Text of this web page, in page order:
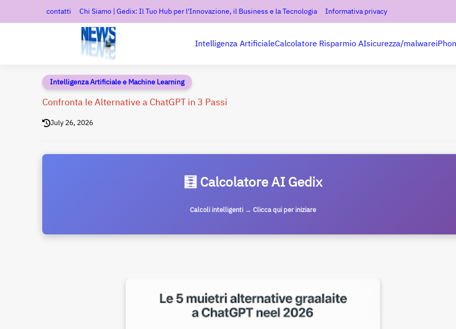
contatti Chi Siamo | Gedix: Il Tuo Hub per l'Innovazione, il Business e la Tecnologia Informativa privacy
Intelligenza ArtificialeCalcolatore Risparmio AIsicurezza/malware
Intelligenza Artificiale e Machine Learning
Confronta le Alternative a ChatGPT in 3 Passi
July 26, 2026
🧮 Calcolatore AI Gedix
Calcoli intelligenti → Clicca qui per iniziare